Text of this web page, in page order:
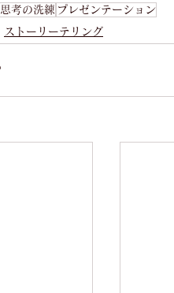
思考の洗練 プレゼンテーション
ストーリーテリング